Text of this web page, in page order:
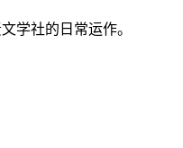
学社的日常运作。